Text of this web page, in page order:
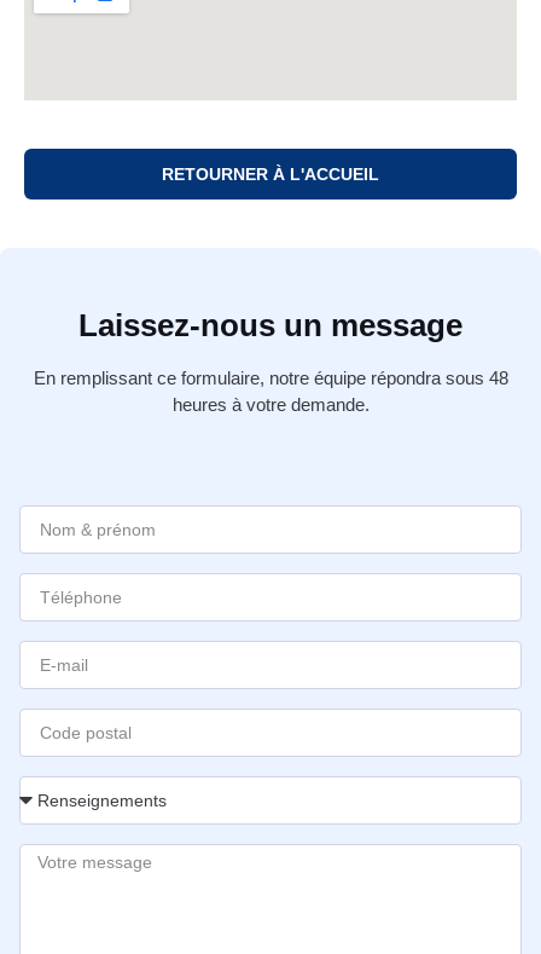
RETOURNER À L'ACCUEIL
Laissez-nous un message
En remplissant ce formulaire, notre équipe répondra sous 48
heures à votre demande.